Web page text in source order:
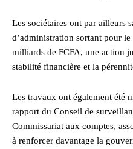
Les sociétaires ont par ailleurs
d’administration sortant pour
milliards de FCFA, une action
stabilité financière et la
Les travaux ont également été
rapport du Conseil de
Commissariat aux comptes,
à renforcer davantage la